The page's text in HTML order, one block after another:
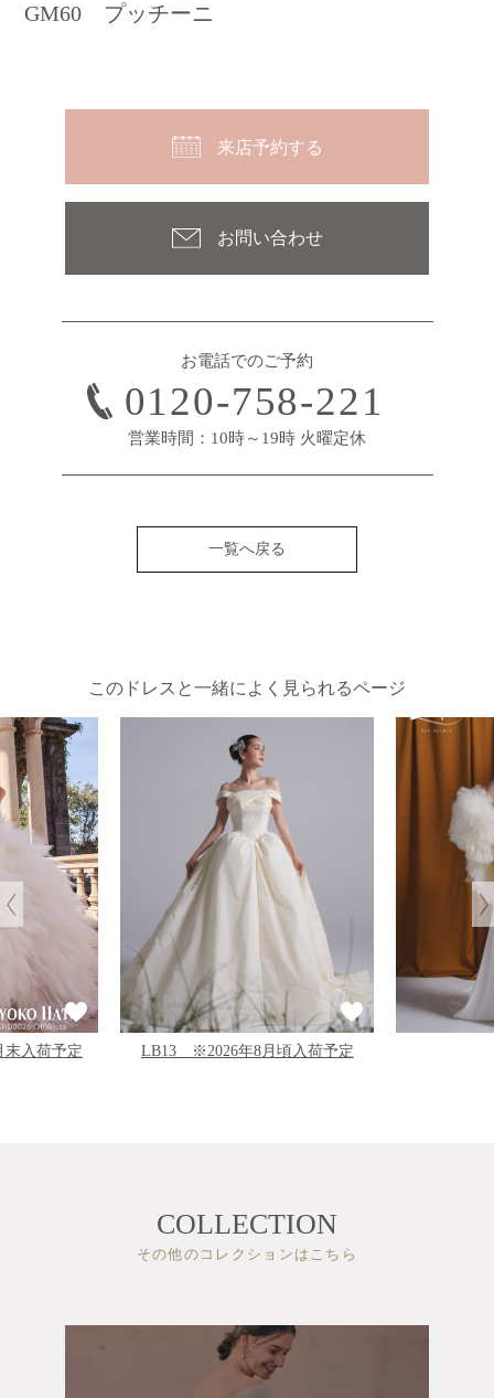
GM60 プッチーニ
お問い合わせ
来店予約する
お電話でのご予約
0120-758-221
営業時間：10時～19時 火曜定休
一覧へ戻る
このドレスと一緒によく見られるページ
入荷予定 LB13 ※2026年8月頃入荷予定
COLLECTION
その他のコレクションはこちら